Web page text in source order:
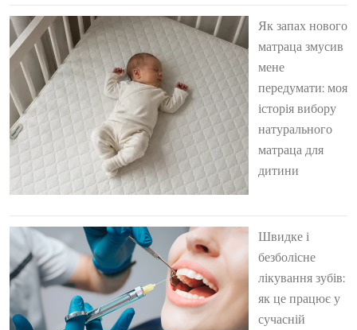
Як запах нового
матраца змусив
мене
передумати: моя
історія вибору
натурального
матраца для
дитини
Швидке і
безболісне
лікування зубів:
як це працює у
сучасній